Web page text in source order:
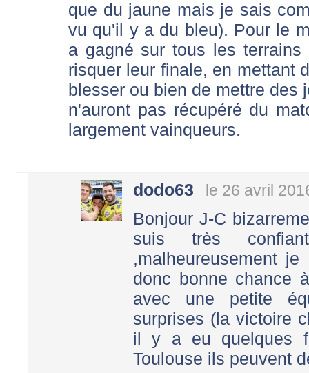
que du jaune mais je sais
vu qu'il y a du bleu). Pour le
a gagné sur tous les
risquer leur finale, en mettant
blesser ou bien de mettre des
n'auront pas récupéré du
largement vainqueurs.
dodo63 le 26 avril
Bonjour J-C
suis très
,malheureusement
donc bonne chance
avec une petite
surprises (la victoire
il y a eu quelques
Toulouse ils peuvent